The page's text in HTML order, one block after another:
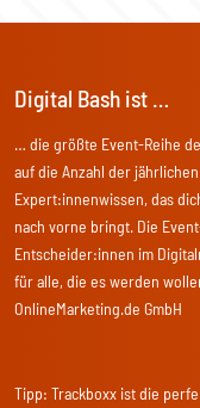
Digital Bash ist …
… die größte Event-Reihe
auf die Anzahl der
Expert:innenwissen, das
nach vorne bringt. Die
Entscheider:innen im
für alle, die es werden
OnlineMarketing.de GmbH
Tipp: Trackboxx ist die